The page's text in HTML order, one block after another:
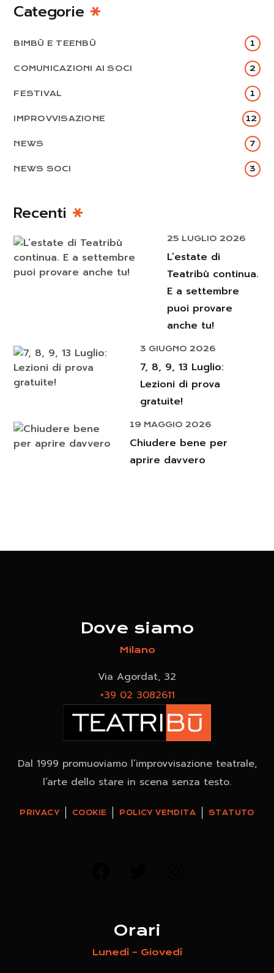
Categorie
BIMBÙ E TEENBÙ 1
COMUNICAZIONI AI SOCI 2
FESTIVAL 1
IMPROVVISAZIONE 12
NEWS 7
NEWS SOCI 3
Recenti
25 LUGLIO 2026
L’estate di
Teatribù continua.
E a settembre
puoi provare
anche tu!
3 GIUGNO 2026
7, 8, 9, 13 Luglio:
Lezioni di prova
gratuite!
19 MAGGIO 2026
Chiudere bene per
aprire davvero
Dove siamo
Milano
Via Agordat, 32
+39 02 3082611
Dal 1999 promuoviamo l’improvvisazione teatrale,
l’arte dello stare in scena senza testo.
PRIVACY COOKIE POLICY VENDITA STATUTO
Orari
Lunedì – Giovedì